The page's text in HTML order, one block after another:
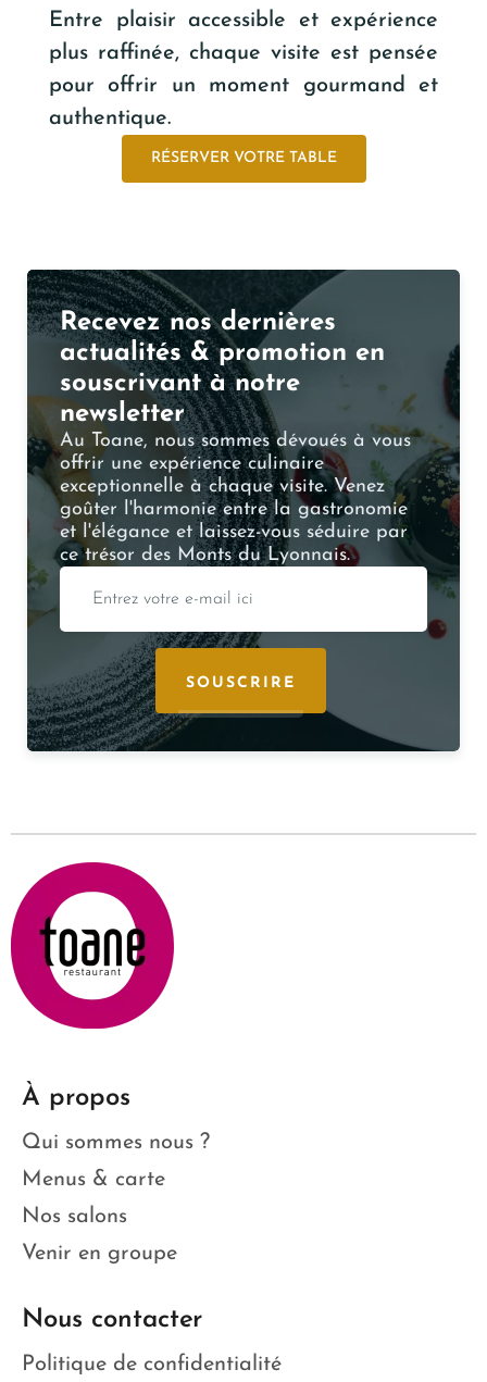
Entre plaisir accessible et expérience
plus raffinée, chaque visite est pensée
pour offrir un moment gourmand et
authentique.
RÉSERVER VOTRE TABLE
Recevez nos dernières
actualités & promotion en
souscrivant à notre
newsletter
Au Toane, nous sommes dévoués à vous
offrir une expérience culinaire
exceptionnelle à chaque visite. Venez
goûter l'harmonie entre la gastronomie
et l'élégance et laissez-vous séduire par
ce trésor des Monts du Lyonnais.
SOUSCRIRE
À propos
Qui sommes nous ?
Menus & carte
Nos salons
Venir en groupe
Nous contacter
Politique de confidentialité